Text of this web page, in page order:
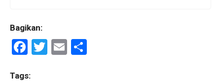
Bagikan:
F
ce
T
E
Tags: